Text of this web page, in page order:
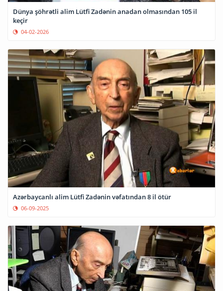
Dünya şöhrətli alim Lütfi Zadənin anadan olmasından 105 il
keçir
04-02-2026
Azərbaycanlı alim Lütfi Zadənin vəfatından 8 il ötür
06-09-2025